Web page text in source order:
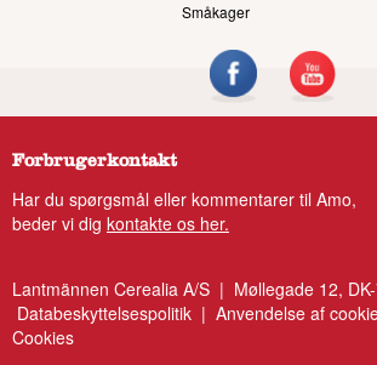
Småkager
Forbrugerkontakt
Har du spørgsmål eller kommentarer til Amo,
beder vi dig kontakte os her.
Lantmännen Cerealia A/S | Møllegade 12,
Databeskyttelsespolitik | Anvendelse af
Cookies